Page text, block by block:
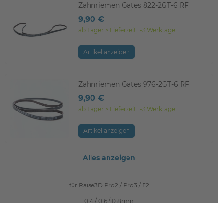
für Raise3D Pro2 / Pro3 / E2
0.4 / 0.6 / 0.8mm
Zahnriemen Gates 822-2GT-6 RF
9,90 €
ab Lager > Lieferzeit 1-3 Werktage
Artikel anzeigen
Zahnriemen Gates 976-2GT-6 RF
9,90 €
ab Lager > Lieferzeit 1-3 Werktage
Artikel anzeigen
Alles anzeigen